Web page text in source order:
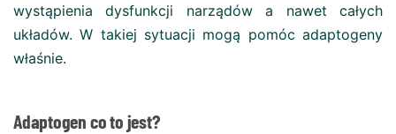
wystąpienia dysfunkcji narządów a nawet całych
układów. W takiej sytuacji mogą pomóc adaptogeny
właśnie.
Adaptogen co to jest?